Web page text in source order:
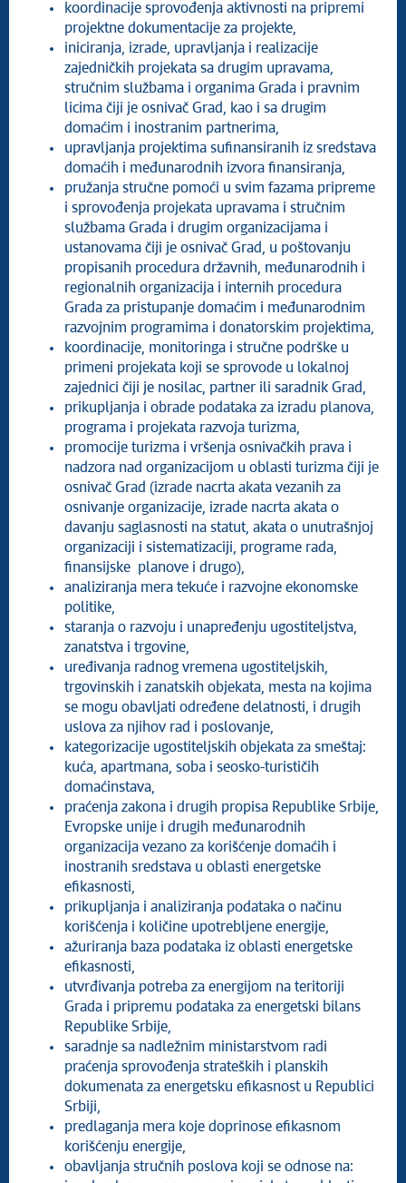
koordinacije sprovođenja aktivnosti na pripremi
projektne dokumentacije za projekte,
iniciranja, izrade, upravljanja i realizacije
zajedničkih projekata sa drugim upravama,
stručnim službama i organima Grada i pravnim
licima čiji je osnivač Grad, kao i sa drugim
domaćim i inostranim partnerima,
upravljanja projektima sufinansiranih iz sredstava
domaćih i međunarodnih izvora finansiranja,
pružanja stručne pomoći u svim fazama pripreme
i sprovođenja projekata upravama i stručnim
službama Grada i drugim organizacijama i
ustanovama čiji je osnivač Grad, u poštovanju
propisanih procedura državnih, međunarodnih i
regionalnih organizacija i internih procedura
Grada za pristupanje domaćim i međunarodnim
razvojnim programima i donatorskim projektima,
koordinacije, monitoringa i stručne podrške u
primeni projekata koji se sprovode u lokalnoj
zajednici čiji je nosilac, partner ili saradnik Grad,
prikupljanja i obrade podataka za izradu planova,
programa i projekata razvoja turizma,
promocije turizma i vršenja osnivačkih prava i
nadzora nad organizacijom u oblasti turizma čiji je
osnivač Grad (izrade nacrta akata vezanih za
osnivanje organizacije, izrade nacrta akata o
davanju saglasnosti na statut, akata o unutrašnjoj
organizaciji i sistematizaciji, programe rada,
finansijske planove i drugo),
analiziranja mera tekuće i razvojne ekonomske
politike,
staranja o razvoju i unapređenju ugostiteljstva,
zanatstva i trgovine,
uređivanja radnog vremena ugostiteljskih,
trgovinskih i zanatskih objekata, mesta na kojima
se mogu obavljati određene delatnosti, i drugih
uslova za njihov rad i poslovanje,
kategorizacije ugostiteljskih objekata za smeštaj:
kuća, apartmana, soba i seosko-turističih
domaćinstava,
praćenja zakona i drugih propisa Republike Srbije,
Evropske unije i drugih međunarodnih
organizacija vezano za korišćenje domaćih i
inostranih sredstava u oblasti energetske
efikasnosti,
prikupljanja i analiziranja podataka o načinu
korišćenja i količine upotrebljene energije,
ažuriranja baza podataka iz oblasti energetske
efikasnosti,
utvrđivanja potreba za energijom na teritoriji
Grada i pripremu podataka za energetski bilans
Republike Srbije,
saradnje sa nadležnim ministarstvom radi
praćenja sprovođenja strateških i planskih
dokumenata za energetsku efikasnost u Republici
Srbiji,
predlaganja mera koje doprinose efikasnom
korišćenju energije,
obavljanja stručnih poslova koji se odnose na: